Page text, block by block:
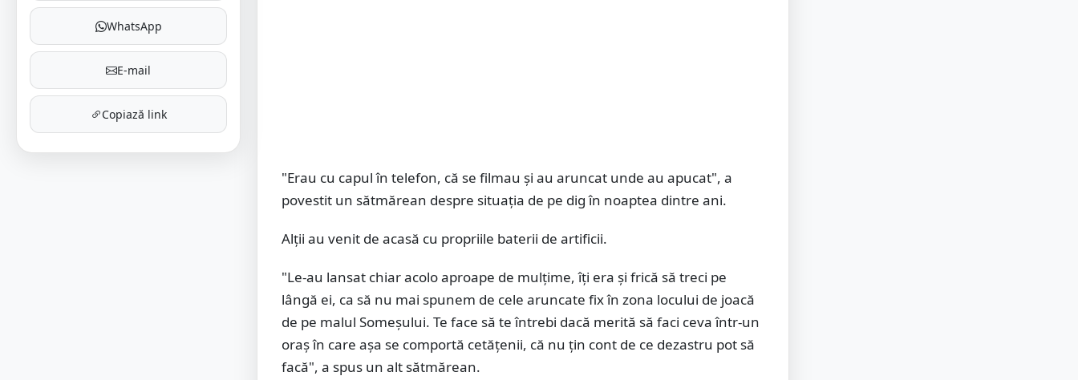
WhatsApp
E-mail
Copiază link
"Erau cu capul în telefon, că se filmau și au aruncat unde au apucat", a
povestit un sătmărean despre situația de pe dig în noaptea dintre ani.
Alții au venit de acasă cu propriile baterii de artificii.
"Le-au lansat chiar acolo aproape de mulțime, îți era și frică să treci pe
lângă ei, ca să nu mai spunem de cele aruncate fix în zona locului de joacă
de pe malul Someșului. Te face să te întrebi dacă merită să faci ceva într-un
oraș în care așa se comportă cetățenii, că nu țin cont de ce dezastru pot să
facă", a spus un alt sătmărean.